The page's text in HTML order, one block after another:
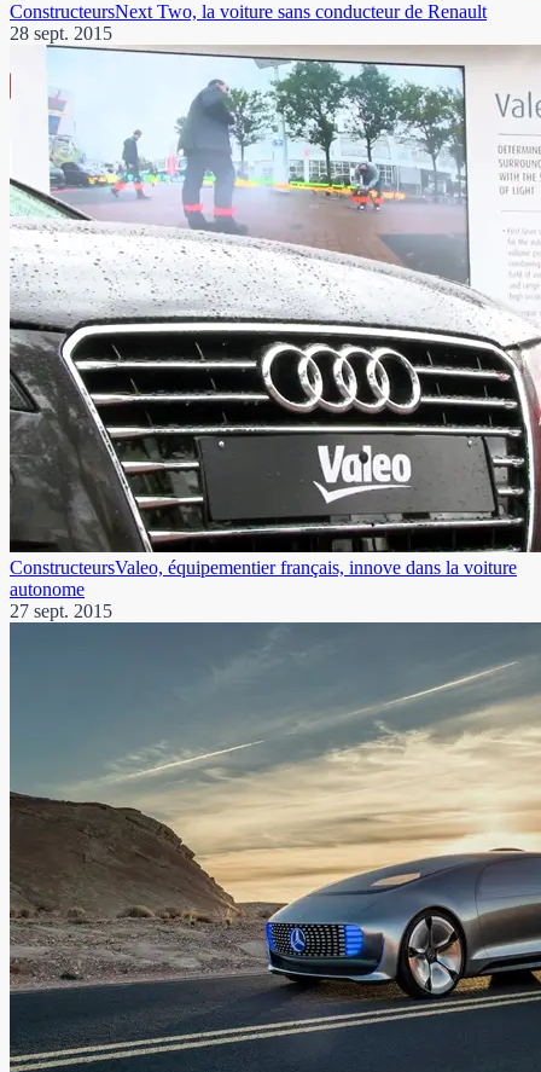
ConstructeursNext Two, la voiture sans conducteur de Renault
28 sept. 2015
ConstructeursValeo, équipementier français, innove dans la voiture
autonome
27 sept. 2015